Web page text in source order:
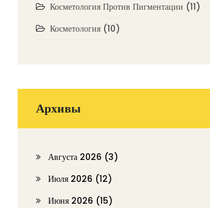
Косметология Против Пигментации (11)
Косметология (10)
Архивы
Августа 2026 (3)
Июля 2026 (12)
Июня 2026 (15)